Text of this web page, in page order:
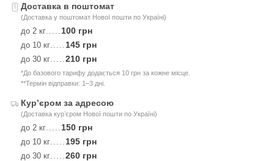
Доставка в поштомат
(Доставка у поштомат Нової пошти по Україні)
до 2 кг 100 грн
до 10 кг 145 грн
до 30 кг 210 грн
*До базового тарифу додається 10 грн за кожне місце.
**Термін відправки: 1–3 дні.
Курʼєром за адресою
(Доставка курʼєром Нової пошти по Україні)
до 2 кг 150 грн
до 10 кг 195 грн
до 30 кг 260 грн